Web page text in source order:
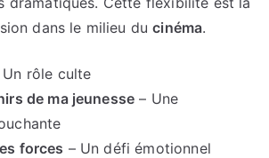
dans le milieu ducinéma.
rôle culte
de ma jeunesse – Une
forces – Un défi émotionnel